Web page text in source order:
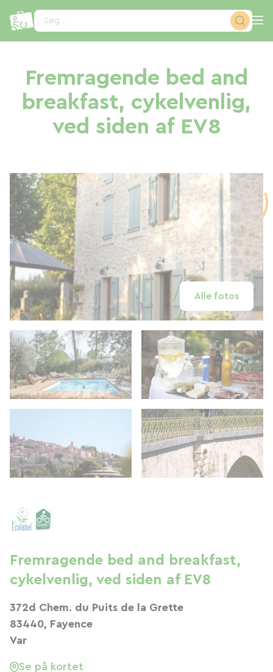
Søg...
Fremragende bed and
breakfast, cykelvenlig,
ved siden af ​​EV8
Alle fotos
Fremragende bed and breakfast,
cykelvenlig, ved siden af ​​EV8
372d Chem. du Puits de la Grette
83440, Fayence
Var
Se på kortet
CCookie-styringspanel